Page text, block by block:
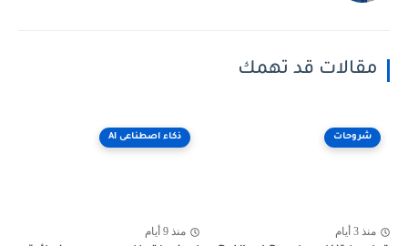
مقالات قد تهمك
شروحات
منذ 3 أيام
ذكاء اصطناعى AI
منذ 9 أيام